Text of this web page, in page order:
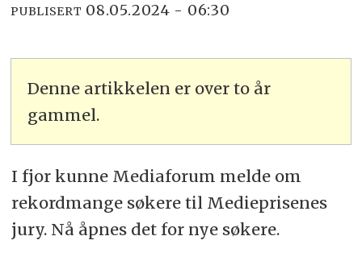
PUBLISERT 08.05.2024 - 06:30
Denne artikkelen er over to år
gammel.
I fjor kunne Mediaforum melde om
rekordmange søkere til Medieprisenes
jury. Nå åpnes det for nye søkere.